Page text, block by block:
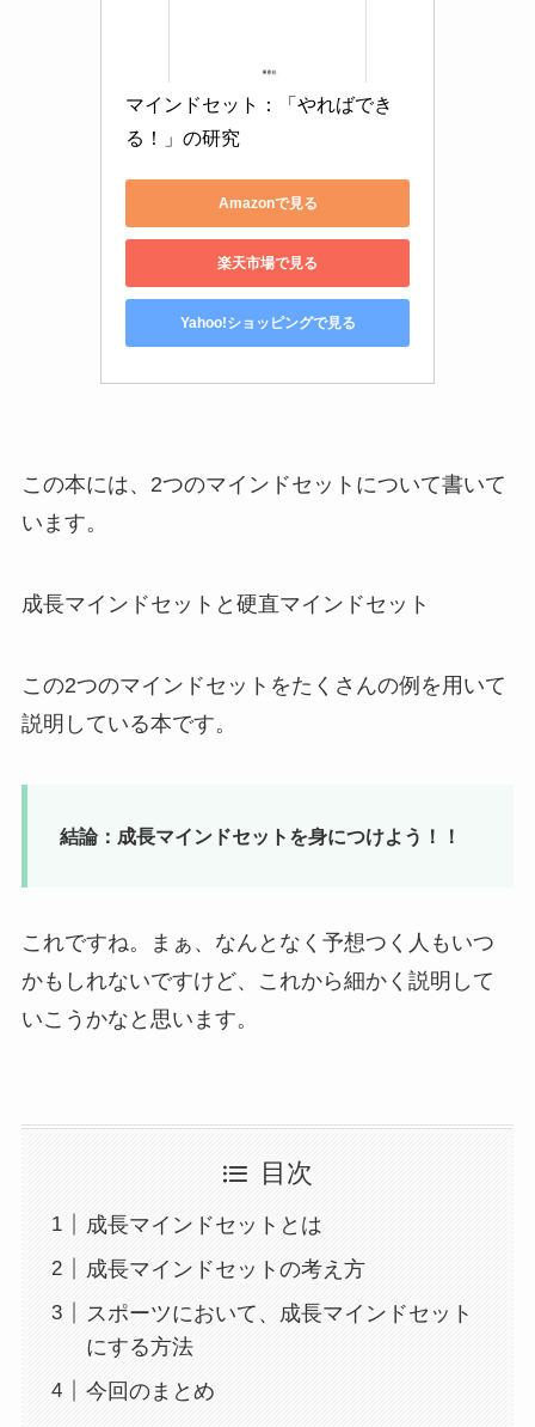
マインドセット：「やればでき
る！」の研究
Amazonで見る
楽天市場で見る
Yahoo!ショッピングで見る
この本には、2つのマインドセットについて書いて
います。
成長マインドセットと硬直マインドセット
この2つのマインドセットをたくさんの例を用いて
説明している本です。
結論：成長マインドセットを身につけよう！！
これですね。まぁ、なんとなく予想つく人もいつ
かもしれないですけど、これから細かく説明して
いこうかなと思います。
目次
成長マインドセットとは
成長マインドセットの考え方
スポーツにおいて、成長マインドセット
にする方法
今回のまとめ